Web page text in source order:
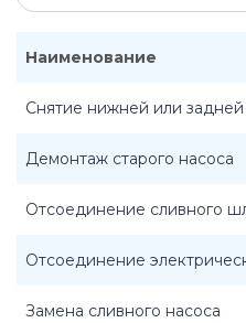
Наименование
Снятие нижней или
Демонтаж старого насоса
Отсоединение сливного
Отсоединение
Замена сливного насоса